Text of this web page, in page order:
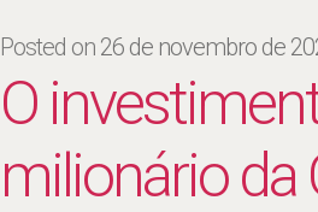
Posted on 26 de novembro de
O
milionário da